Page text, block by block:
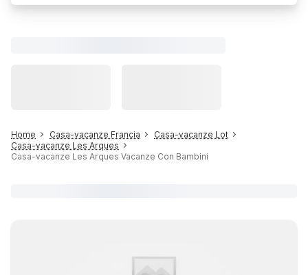
Home Casa-vacanze Francia
Casa-vacanze Lot
Casa-vacanze Les Arques
Casa-vacanze Les Arques Vacanze Con Bambini